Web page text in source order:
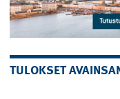
TULOKSET